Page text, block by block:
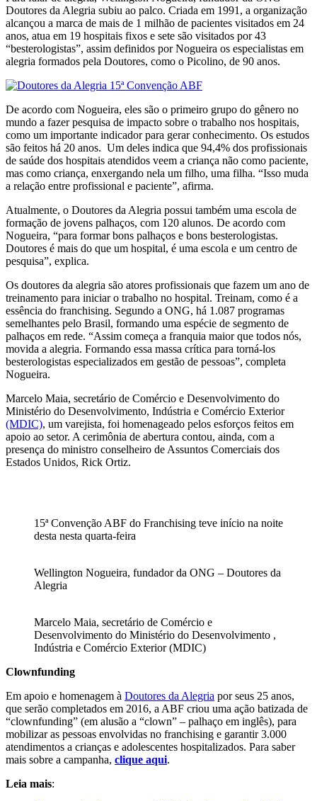
Doutores da Alegria subiu ao palco. Criada em 1991, a organização
alcançou a marca de mais de 1 milhão de pacientes visitados em 24
anos, atua em 19 hospitais fixos e sete são visitados por 43
“besterologistas”, assim definidos por Nogueira os especialistas em
alegria formados pela Doutores, como o Picolino, de 90 anos.
De acordo com Nogueira, eles são o primeiro grupo do gênero no
mundo a fazer pesquisa de impacto sobre o trabalho nos hospitais,
como um importante indicador para gerar conhecimento. Os estudos
são feitos há 20 anos. Um deles indica que 94,4% dos profissionais
de saúde dos hospitais atendidos veem a criança não como paciente,
mas como criança, enxergando nela um filho, uma filha. “Isso muda
a relação entre profissional e paciente”, afirma.
Atualmente, o Doutores da Alegria possui também uma escola de
formação de jovens palhaços, com 120 alunos. De acordo com
Nogueira, “para formar bons palhaços e bons besterologistas.
Doutores é mais do que um hospital, é uma escola e um centro de
pesquisa”, explica.
Os doutores da alegria são atores profissionais que fazem um ano de
treinamento para iniciar o trabalho no hospital. Treinam, como é a
essência do franchising. Segundo a ONG, há 1.087 programas
semelhantes pelo Brasil, formando uma espécie de segmento de
palhaços em rede. “Assim começa a franquia maior que todos nós,
movida a alegria. Formando essa massa crítica para torná-los
besterologistas especializados em gestão de pessoas”, completa
Nogueira.
Marcelo Maia, secretário de Comércio e Desenvolvimento do
Ministério do Desenvolvimento, Indústria e Comércio Exterior
(MDIC), um varejista, foi homenageado pelos esforços feitos em
apoio ao setor. A cerimônia de abertura contou, ainda, com a
presença do ministro conselheiro de Assuntos Comerciais dos
Estados Unidos, Rick Ortiz.
15ª Convenção ABF do Franchising teve início na noite
desta nesta quarta-feira
Wellington Nogueira, fundador da ONG – Doutores da
Alegria
Marcelo Maia, secretário de Comércio e
Desenvolvimento do Ministério do Desenvolvimento ,
Indústria e Comércio Exterior (MDIC)
Clownfunding
Em apoio e homenagem à Doutores da Alegria por seus 25 anos,
que serão completados em 2016, a ABF criou uma ação batizada de
“clownfunding” (em alusão a “clown” – palhaço em inglês), para
mobilizar as pessoas envolvidas no franchising e garantir 3.000
atendimentos a crianças e adolescentes hospitalizados. Para saber
mais sobre a campanha, clique aqui.
Leia mais: